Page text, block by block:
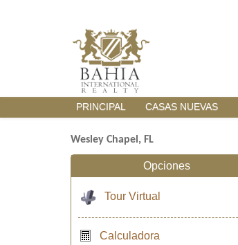
PRINCIPAL CASAS NUEVAS
Wesley Chapel, FL
Opciones
Tour Virtual
Calculadora